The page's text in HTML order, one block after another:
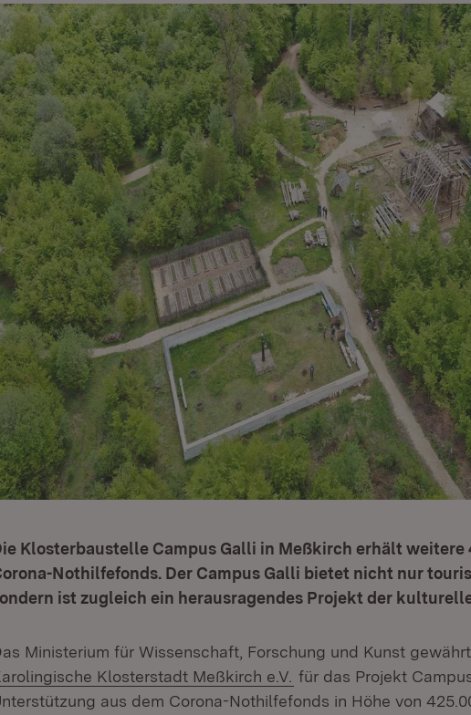
Klosterbaustelle Campus Galli in Meßkirch erhält weitere
Nothilfefonds. Der Campus Galli bietet nicht nur
ist zugleich ein herausragendes Projekt der
Ministerium für Wissenschaft, Forschung und Kunst
Klosterstadt Meßkirch e.V. (Öffnet in neuem
für das Projekt
aus dem Corona-Nothilfefonds in Höhe von